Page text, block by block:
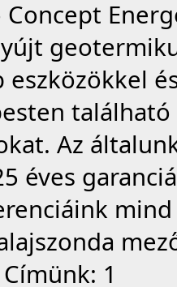
Concept
Az
éves
1